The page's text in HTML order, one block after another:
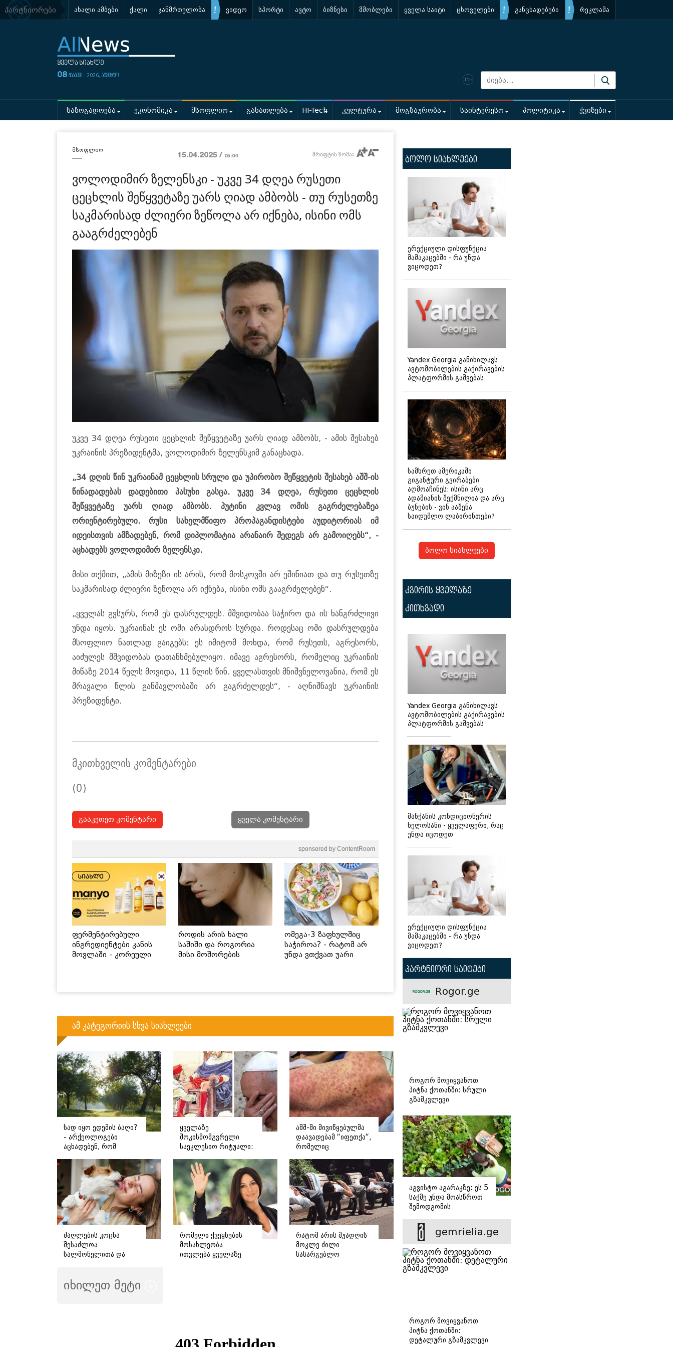
პარტნიორები ახალი ამბები ქალი ჯანმრთელობა ვიდეო სპორტი ავტო ბიზნესი მშობლები ყველა საიტი ცხოველები განცხადებები რეკლამა
08 შაბათი - 2026, აგვისტო
საზოგადოება ეკონომიკა მსოფლიო განათლება HI-Tech კულტურა მოგზაურობა საინტერესო პოლიტიკა ქვიზები
მსოფლიო
15.04.2025 / 05:04 შრიფტის ზომა:
ვოლოდიმირ ზელენსკი - უკვე 34 დღეა რუსეთი
ცეცხლის შეწყვეტაზე უარს ღიად ამბობს - თუ რუსეთზე
საკმარისად ძლიერი ზეწოლა არ იქნება, ისინი ომს
გააგრძელებენ
უკვე 34 დღეა რუსეთი ცეცხლის შეწყვეტაზე უარს ღიად ამბობს, - ამის შესახებ
უკრაინის პრეზიდენტმა, ვოლოდიმირ ზელენსკიმ განაცხადა.
„34 დღის წინ უკრაინამ ცეცხლის სრული და უპირობო შეწყვეტის შესახებ აშშ-ის
წინადადებას დადებითი პასუხი გასცა. უკვე 34 დღეა, რუსეთი ცეცხლის
შეწყვეტაზე უარს ღიად ამბობს. პუტინი კვლავ ომის გაგრძელებაზეა
ორიენტირებული. რუსი სახელმწიფო პროპაგანდისტები აუდიტორიას იმ
იდეისთვის ამზადებენ, რომ დიპლომატია არანაირ შედეგს არ გამოიღებს“, -
აცხადებს ვოლოდიმირ ზელენსკი.
მისი თქმით, „ამის მიზეზი ის არის, რომ მოსკოვში არ ეშინიათ და თუ რუსეთზე
საკმარისად ძლიერი ზეწოლა არ იქნება, ისინი ომს გააგრძელებენ“.
„ყველას გვსურს, რომ ეს დასრულდეს. მშვიდობაა საჭირო და ის ხანგრძლივი
უნდა იყოს. უკრაინას ეს ომი არასდროს სურდა. როდესაც ომი დასრულდება
მსოფლიო ნათლად გაიგებს: ეს იმიტომ მოხდა, რომ რუსეთს, აგრესორს,
აიძულეს მშვიდობას დათანხმებულიყო. იმავე აგრესორს, რომელიც უკრაინის
მიწაზე 2014 წელს მოვიდა, 11 წლის წინ. ყველასთვის მნიშვნელოვანია, რომ ეს
მრავალი წლის განმავლობაში არ გაგრძელდეს“, - აღნიშნავს უკრაინის
პრეზიდენტი.
მკითხველის კომენტარები
(0)
გააკეთეთ კომენტარი ყველა კომენტარი
sponsored by ContentRoom
ფერმენტირებული
ინგრედიენტები კანის
მოვლაში - კორეული
როდის არის ხალი
საშიში და როგორია
მისი მოშორების
ომეგა-3 ზაფხულშიც
საჭიროა? - რატომ არ
უნდა ვთქვათ უარი
ამ კატეგორიის სხვა სიახლეები
სად იყო ედემის ბაღი?
- არქეოლოგები
აცხადებენ, რომ
ადგილმდებარეობა
დაადგინეს
ყველაზე
შოკისმომგვრელი
საეკლესიო რიტუალი:
უმოწმებდნენ რომის
პაპს სქესს?
აშშ-ში მივიწყებულმა
დაავადებამ “იფეთქა“,
რომელიც
ჰოსპიტალიზაციას
საჭიროებს - რას წერს
დასავლური მედია?
ძაღლების კოცნა
შესაძლოა
სალმონელითა და
ზრდიდეს -
სპეციალისტების
რომელი ქვეყნების
მოსახლეობა
ითვლება ყველაზე
რატომ არის შუადღის
მოკლე ძილი
სასარგებლო
იხილეთ მეტი
ბოლო სიახლეები
ერექციული დისფუნქცია
მამაკაცებში - რა უნდა
ვიცოდეთ?
Yandex Georgia განიხილავს
ავტომობილების გაქირავების
პლატფორმის გაშვებას
სამხრეთ ამერიკაში
გიგანტური გვირაბები
აღმოაჩინეს: ისინი არც
ადამიანის შექმნილია და არც
ბუნების - ვინ ააშენა
საიდუმლო ლაბირინთები?
ბოლო სიახლეები
კვირის ყველაზე
კითხვადი
Yandex Georgia განიხილავს
ავტომობილების გაქირავების
პლატფორმის გაშვებას
მანქანის კონდიციონერის
ხელოსანი - ყველაფერი, რაც
უნდა იცოდეთ
ერექციული დისფუნქცია
მამაკაცებში - რა უნდა
ვიცოდეთ?
პარტნიორი საიტები
Rogor.ge
როგორ მოვიყვანოთ
პიტნა ქოთანში: სრული
გზამკვლევი
აგვისტო აგარაკზე: ეს 5
საქმე უნდა მოასწროთ
შემოდგომის
gemrielia.ge
როგორ მოვიყვანოთ
პიტნა ქოთანში:
დეტალური გზამკვლევი